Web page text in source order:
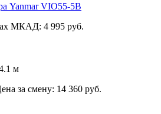
Yanmar VIO55-5В
МКАД: 4 995 руб.
м
за смену: 14 360 руб.